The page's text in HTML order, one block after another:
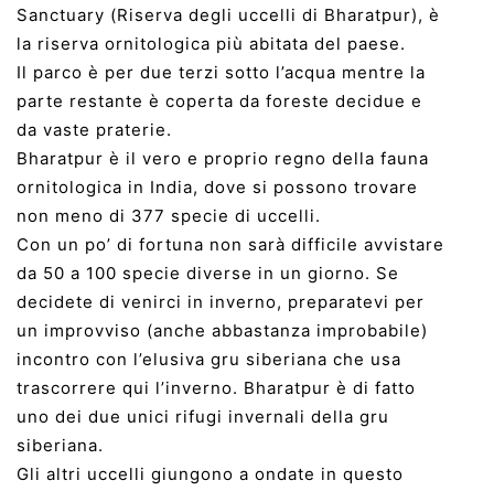
Sanctuary (Riserva degli uccelli di Bharatpur), è
la riserva ornitologica più abitata del paese.
Il parco è per due terzi sotto l’acqua mentre la
parte restante è coperta da foreste decidue e
da vaste praterie.
Bharatpur è il vero e proprio regno della fauna
ornitologica in India, dove si possono trovare
non meno di 377 specie di uccelli.
Con un po’ di fortuna non sarà difficile avvistare
da 50 a 100 specie diverse in un giorno. Se
decidete di venirci in inverno, preparatevi per
un improvviso (anche abbastanza improbabile)
incontro con l’elusiva gru siberiana che usa
trascorrere qui l’inverno. Bharatpur è di fatto
uno dei due unici rifugi invernali della gru
siberiana.
Gli altri uccelli giungono a ondate in questo